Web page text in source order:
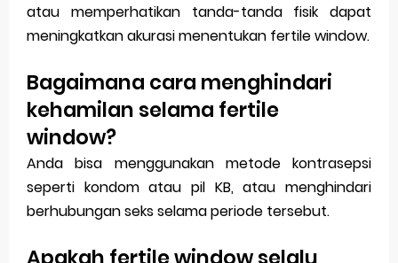
atau memperhatikan tanda-tanda fisik dapat
meningkatkan akurasi menentukan fertile window.
Bagaimana cara menghindari
kehamilan selama fertile
window?
Anda bisa menggunakan metode kontrasepsi
seperti kondom atau pil KB, atau menghindari
berhubungan seks selama periode tersebut.